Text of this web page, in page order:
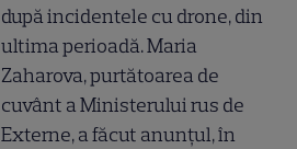
după incidentele cu drone, din
ultima perioadă. Maria
Zaharova, purtătoarea de
cuvânt a Ministerului rus de
Externe, a făcut anunțul, în